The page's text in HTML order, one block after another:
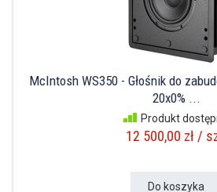
McIntosh WS350 - Głośnik do
20x0% ...
Produkt
12 500,00 zł /
Do koszyka